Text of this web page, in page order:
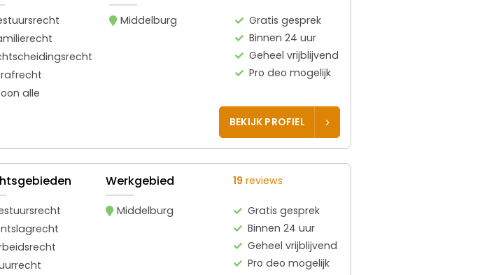
alle
Middelburg
Gratis gesprek
Binnen 24 uur
Geheel vrijblijvend
Pro deo mogelijk
BEKIJK PROFIEL
Werkgebied
Middelburg
19 reviews
Gratis gesprek
Binnen 24 uur
Geheel vrijblijvend
Pro deo mogelijk